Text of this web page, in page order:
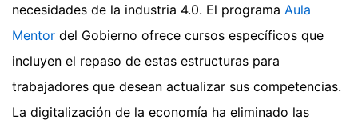
necesidades de la industria 4.0. El programa Aula
Mentor del Gobierno ofrece cursos específicos que
incluyen el repaso de estas estructuras para
trabajadores que desean actualizar sus competencias.
La digitalización de la economía ha eliminado las